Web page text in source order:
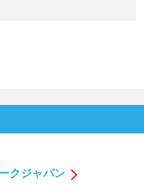
クジャパン